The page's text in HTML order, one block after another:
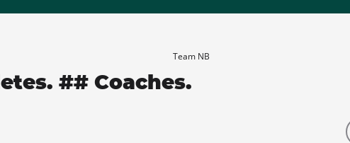
Team NB
## Coaches.